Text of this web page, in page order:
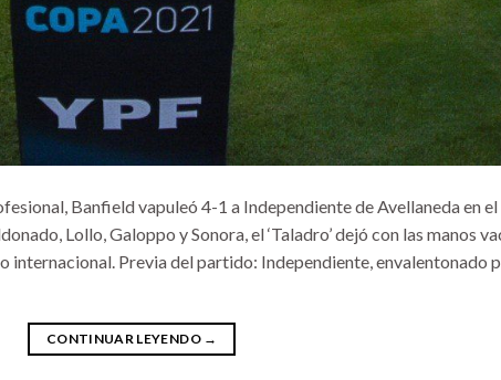
Banfield vapuleó 4-1 a Independiente de Avellaneda en
Lollo, Galoppo y Sonora, el ‘Taladro’ dejó con las manos
internacional. Previa del partido: Independiente, envalentonado
CONTINUAR LEYENDO →